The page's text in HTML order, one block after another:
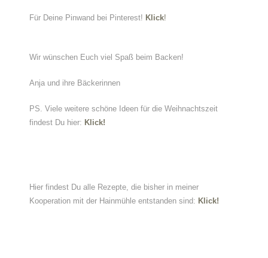
Für Deine Pinwand bei Pinterest! Klick!
Wir wünschen Euch viel Spaß beim Backen!
Anja und ihre Bäckerinnen
PS. Viele weitere schöne Ideen für die Weihnachtszeit
findest Du hier: Klick!
Hier findest Du alle Rezepte, die bisher in meiner
Kooperation mit der Hainmühle entstanden sind: Klick!